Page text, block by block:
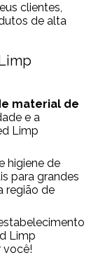
clientes,
de alta
material de
e a
Limp
higiene de
para grandes
região de
Limp
você!